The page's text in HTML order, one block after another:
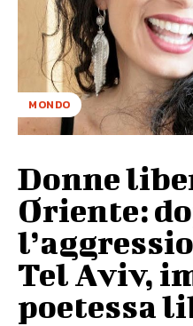
MONDO
Donne
Oriente:
Tel Aviv,
poetessa